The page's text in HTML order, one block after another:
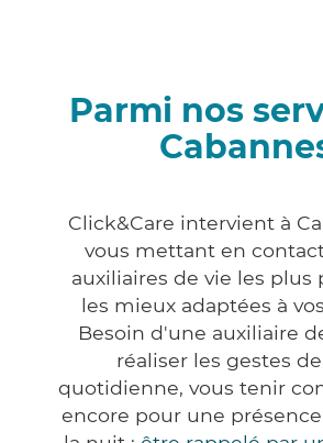
Parmi nos
Click&Care intervient à
vous mettant en
auxiliaires de vie les plus
les mieux adaptées à
Besoin d'une auxiliaire
réaliser les gestes
quotidienne, vous tenir
encore pour une